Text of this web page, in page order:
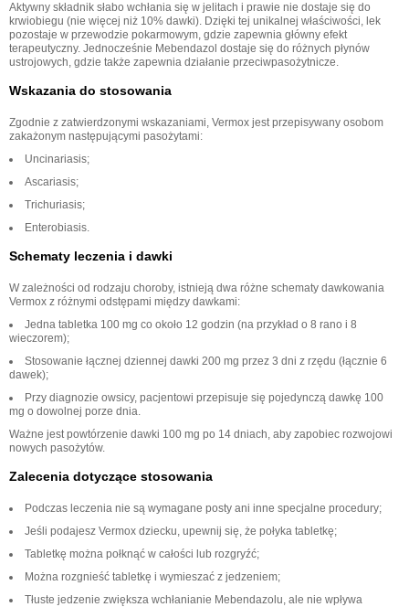
Aktywny składnik słabo wchłania się w jelitach i prawie nie dostaje się do
krwiobiegu (nie więcej niż 10% dawki). Dzięki tej unikalnej właściwości, lek
pozostaje w przewodzie pokarmowym, gdzie zapewnia główny efekt
terapeutyczny. Jednocześnie Mebendazol dostaje się do różnych płynów
ustrojowych, gdzie także zapewnia działanie przeciwpasożytnicze.
Wskazania do stosowania
Zgodnie z zatwierdzonymi wskazaniami, Vermox jest przepisywany osobom
zakażonym następującymi pasożytami:
Uncinariasis;
Ascariasis;
Trichuriasis;
Enterobiasis.
Schematy leczenia i dawki
W zależności od rodzaju choroby, istnieją dwa różne schematy dawkowania
Vermox z różnymi odstępami między dawkami:
Jedna tabletka 100 mg co około 12 godzin (na przykład o 8 rano i 8
wieczorem);
Stosowanie łącznej dziennej dawki 200 mg przez 3 dni z rzędu (łącznie 6
dawek);
Przy diagnozie owsicy, pacjentowi przepisuje się pojedynczą dawkę 100
mg o dowolnej porze dnia.
Ważne jest powtórzenie dawki 100 mg po 14 dniach, aby zapobiec rozwojowi
nowych pasożytów.
Zalecenia dotyczące stosowania
Podczas leczenia nie są wymagane posty ani inne specjalne procedury;
Jeśli podajesz Vermox dziecku, upewnij się, że połyka tabletkę;
Tabletkę można połknąć w całości lub rozgryźć;
Można rozgnieść tabletkę i wymieszać z jedzeniem;
Tłuste jedzenie zwiększa wchłanianie Mebendazolu, ale nie wpływa